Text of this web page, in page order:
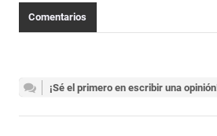
Comentarios
¡Sé el primero en escribir una